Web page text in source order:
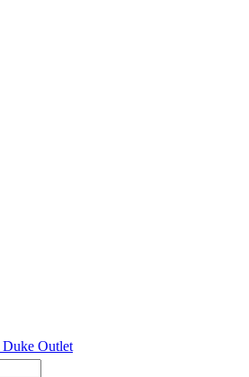
Duke Outlet